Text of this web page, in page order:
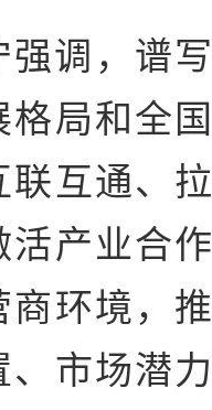
强调，谱
格局和全
联互通、
活产业合
商环境，
、市场潜